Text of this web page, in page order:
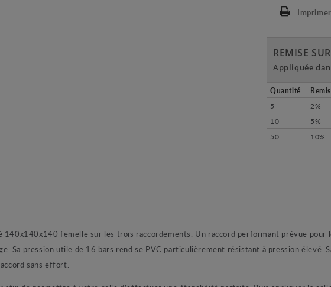
Imprimer
REMISE
Appliquée
Quantité
5
2%
10
5%
50
10%
140x140x140 femelle sur les trois raccordements. Un raccord performant prévue pour
Sa pression utile de 16 bars rend se PVC particulièrement résistant à pression élevé.
sans effort.